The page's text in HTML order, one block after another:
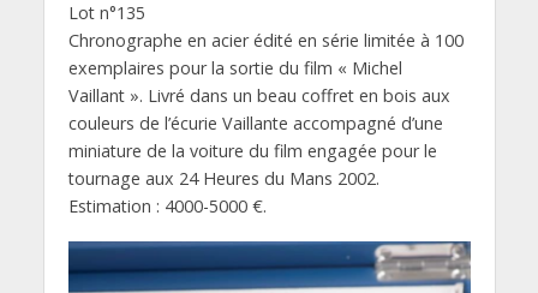
Lot n°135
Chronographe en acier édité en série limitée à 100
exemplaires pour la sortie du film « Michel
Vaillant ». Livré dans un beau coffret en bois aux
couleurs de l’écurie Vaillante accompagné d’une
miniature de la voiture du film engagée pour le
tournage aux 24 Heures du Mans 2002.
Estimation : 4000-5000 €.